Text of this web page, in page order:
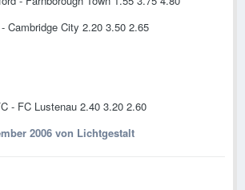
Cambridge City 2.20 3.50 2.65
- FC Lustenau 2.40 3.20 2.60
2006 von Lichtgestalt